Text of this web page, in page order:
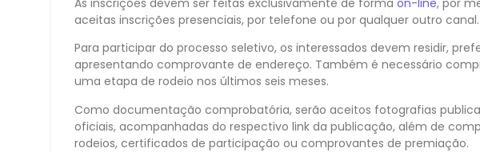
aceitas inscrições presenciais, por telefone ou por qualquer outro canal.
Para participar do processo seletivo, os interessados devem residir,
apresentando comprovante de endereço. Também é necessário
uma etapa de rodeio nos últimos seis meses.
Como documentação comprobatória, serão aceitos fotografias
oficiais, acompanhadas do respectivo link da publicação, além de
rodeios, certificados de participação ou comprovantes de premiação.